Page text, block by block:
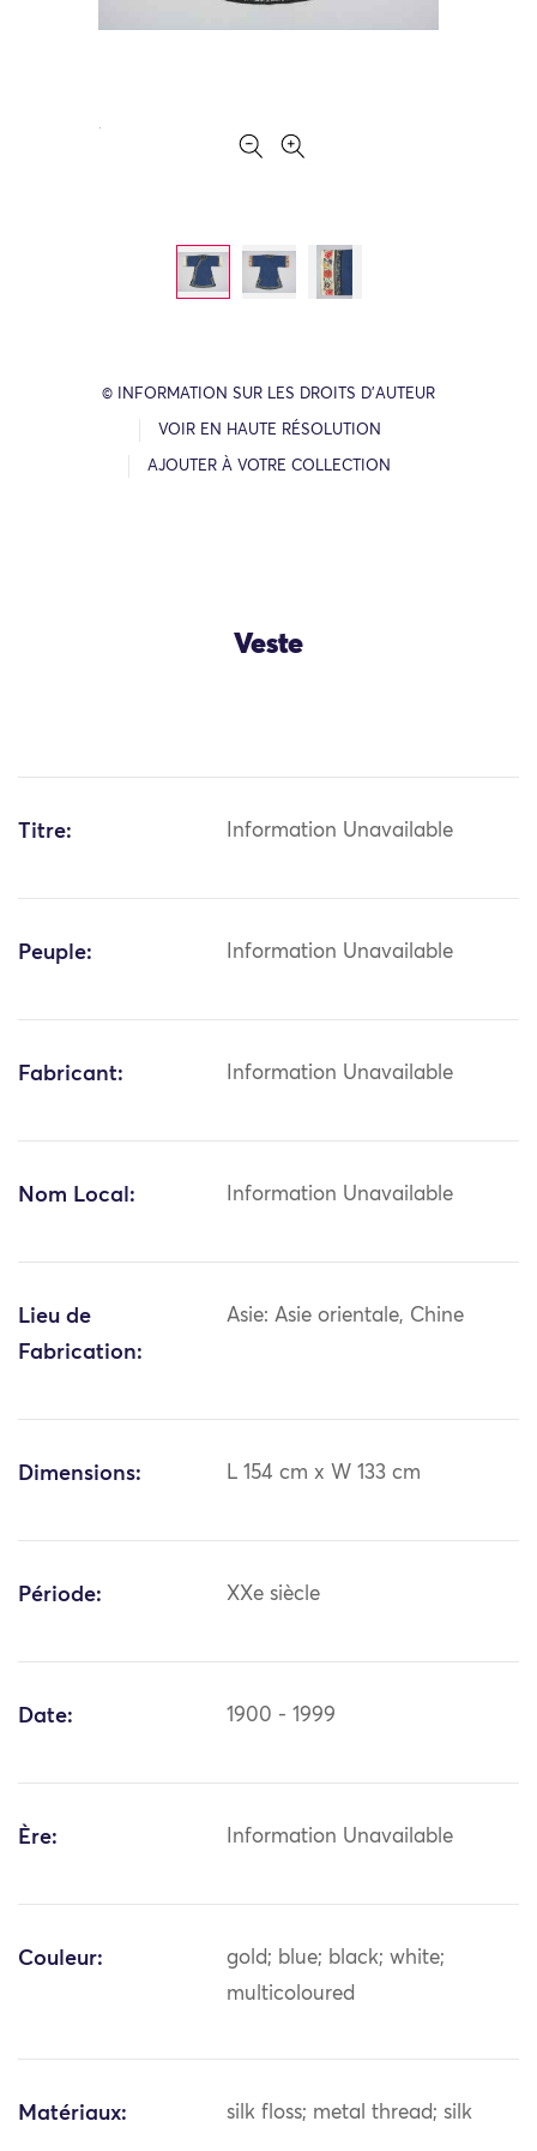
© INFORMATION SUR LES DROITS D’AUTEUR
VOIR EN HAUTE RÉSOLUTION
AJOUTER À VOTRE COLLECTION
Veste
Titre: Information Unavailable
Peuple: Information Unavailable
Fabricant: Information Unavailable
Nom Local: Information Unavailable
Lieu de
Fabrication:
Asie: Asie orientale, Chine
Dimensions: L 154 cm x W 133 cm
Période: XXe siècle
Date: 1900 - 1999
Ère: Information Unavailable
Couleur:
gold; blue; black; white;
multicoloured
Matériaux: silk floss; metal thread; silk